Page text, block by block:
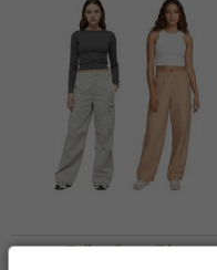
Tallas disponibles